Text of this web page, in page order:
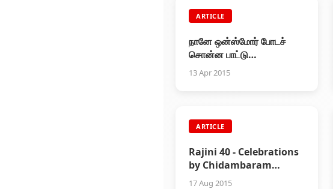
ARTICLE
நானே ஒன்ஸ்மோர் போடச்
சொன்ன பாட்டு
அதுமட்டும்தான் - அபிராமி
ராமநாதன்
13 Apr 2015
ARTICLE
Rajini 40 - Celebrations
by Chidambaram
Rajinikanth Fan Club
17 Aug 2015